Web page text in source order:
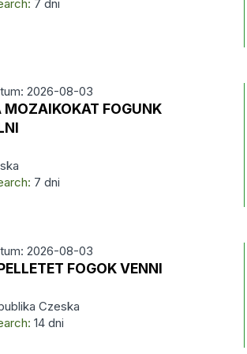
7 dni
2026-08-03
MOZAIKOKAT FOGUNK
7 dni
2026-08-03
FOGOK VENNI
Czeska
14 dni